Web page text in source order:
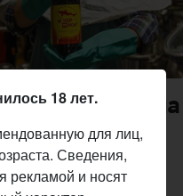
Head сварила
вместе с
18 лет.
для лиц,
Сведения,
рекламой и носят